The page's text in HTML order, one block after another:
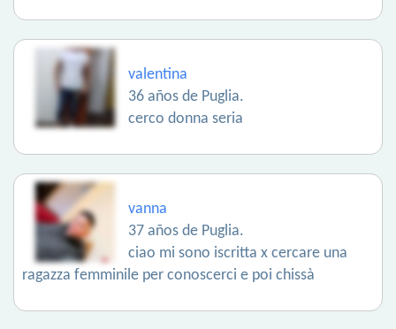
valentina
36 años de Puglia.
cerco donna seria
vanna
37 años de Puglia.
ciao mi sono iscritta x cercare una
ragazza femminile per conoscerci e poi chissà